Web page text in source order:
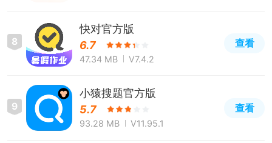
8
快对官方版
6.7
47.34 MB V7.4.2
查看
9
小猿搜题官方版
5.7
93.28 MB V11.95.1
查看